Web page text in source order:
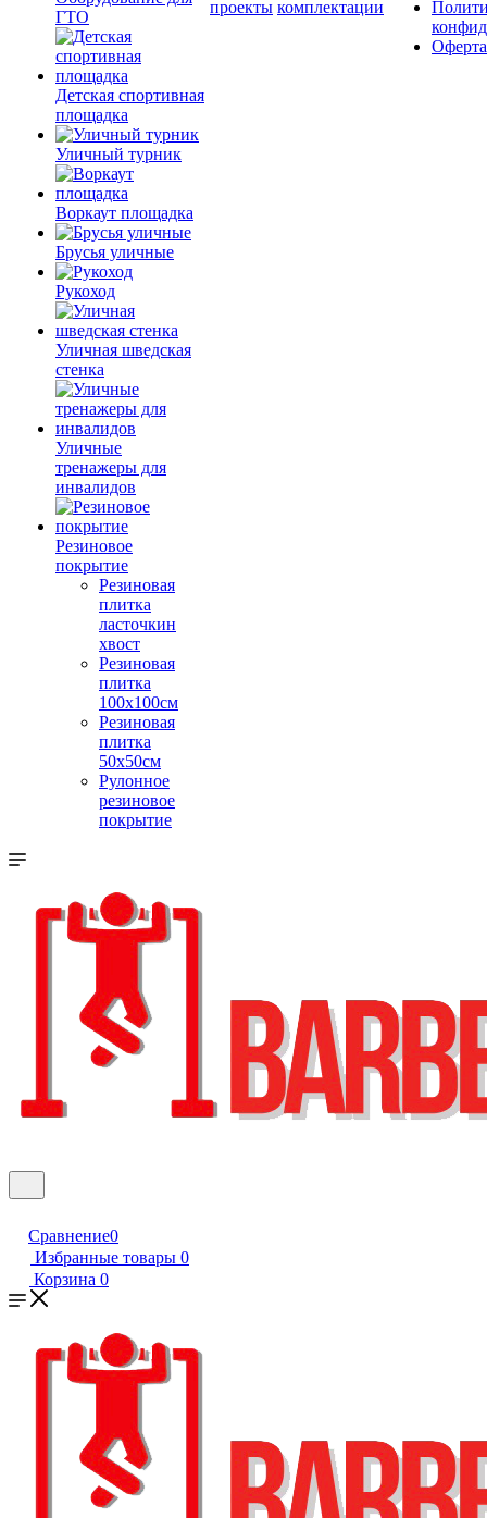
ГТО
Детская спортивная
площадка
Уличный турник
Воркаут площадка
Брусья уличные
Рукоход
Уличная шведская
стенка
Уличные
тренажеры для
инвалидов
Резиновое
покрытие
Резиновая
плитка
ласточкин
хвост
Резиновая
плитка
100х100см
Резиновая
плитка
50х50см
Рулонное
резиновое
покрытие
проекты комплектации
Оферта
Сравнение0
Избранные товары 0
Корзина 0